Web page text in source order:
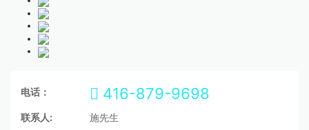
电话： 416-879-9698
联系人:
施先生